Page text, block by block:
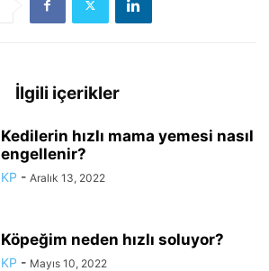
İlgili içerikler
Kedilerin hızlı mama yemesi nasıl
engellenir?
KP - Aralık 13, 2022
Köpeğim neden hızlı soluyor?
KP - Mayıs 10, 2022